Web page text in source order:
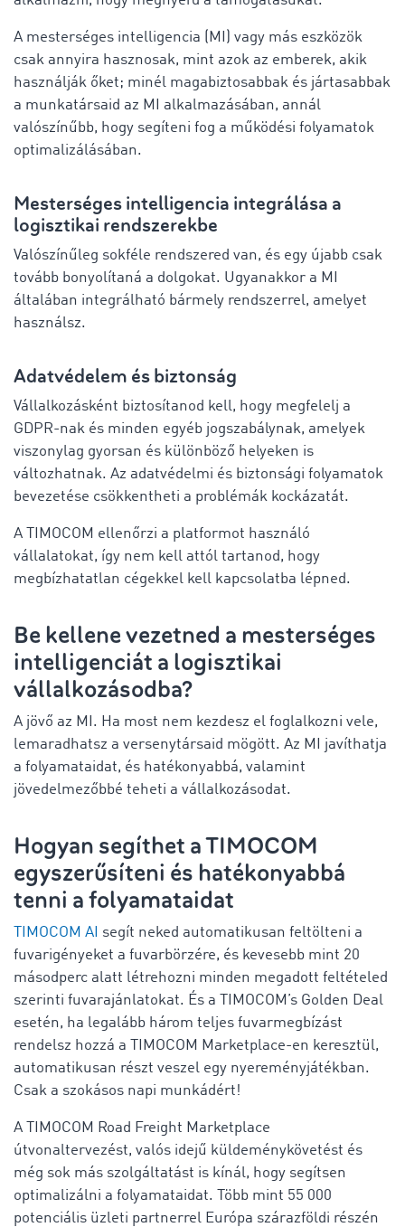
A mesterséges intelligencia (MI) vagy más eszközök
csak annyira hasznosak, mint azok az emberek, akik
használják őket; minél magabiztosabbak és jártasabbak
a munkatársaid az MI alkalmazásában, annál
valószínűbb, hogy segíteni fog a működési folyamatok
optimalizálásában.
Mesterséges intelligencia integrálása a
logisztikai rendszerekbe
Valószínűleg sokféle rendszered van, és egy újabb csak
tovább bonyolítaná a dolgokat. Ugyanakkor a MI
általában integrálható bármely rendszerrel, amelyet
használsz.
Adatvédelem és biztonság
Vállalkozásként biztosítanod kell, hogy megfelelj a
GDPR-nak és minden egyéb jogszabálynak, amelyek
viszonylag gyorsan és különböző helyeken is
változhatnak. Az adatvédelmi és biztonsági folyamatok
bevezetése csökkentheti a problémák kockázatát.
A TIMOCOM ellenőrzi a platformot használó
vállalatokat, így nem kell attól tartanod, hogy
megbízhatatlan cégekkel kell kapcsolatba lépned.
Be kellene vezetned a mesterséges
intelligenciát a logisztikai
vállalkozásodba?
A jövő az MI. Ha most nem kezdesz el foglalkozni vele,
lemaradhatsz a versenytársaid mögött. Az MI javíthatja
a folyamataidat, és hatékonyabbá, valamint
jövedelmezőbbé teheti a vállalkozásodat.
Hogyan segíthet a TIMOCOM
egyszerűsíteni és hatékonyabbá
tenni a folyamataidat
TIMOCOM AI segít neked automatikusan feltölteni a
fuvarigényeket a fuvarbörzére, és kevesebb mint 20
másodperc alatt létrehozni minden megadott feltételed
szerinti fuvarajánlatokat. És a
TIMOCOM’s Golden Deal
esetén, ha legalább három teljes fuvarmegbízást
rendelsz hozzá a TIMOCOM Marketplace-en keresztül,
automatikusan részt veszel egy nyereményjátékban.
Csak a szokásos napi munkádért!
A TIMOCOM Road Freight Marketplace
útvonaltervezést, valós idejű küldeménykövetést és
még sok más szolgáltatást is kínál, hogy segítsen
optimalizálni a folyamataidat. Több mint 55 000
potenciális üzleti partnerrel Európa szárazföldi részén